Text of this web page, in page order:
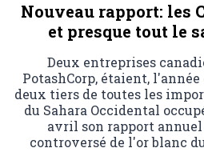
Nouveau rapport: les
et presque tout le
Deux entreprises
PotashCorp, étaient,
deux tiers de toutes les
du Sahara Occidental
avril son rapport
controversé de l'or blanc